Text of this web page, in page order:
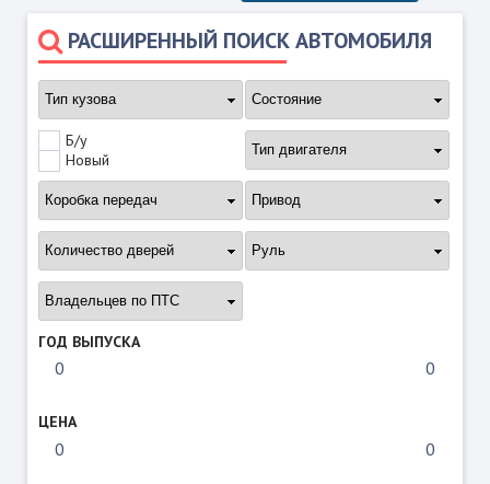
РАСШИРЕННЫЙ ПОИСК АВТОМОБИЛЯ
Б/у
Новый
ГОД ВЫПУСКА
ЦЕНА